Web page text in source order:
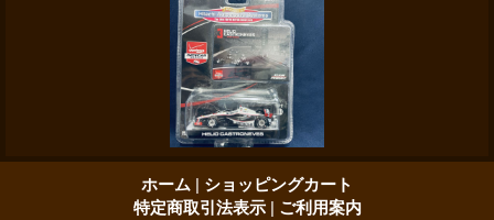
ホーム | ショッピングカート
特定商取引法表示 | ご利用案内